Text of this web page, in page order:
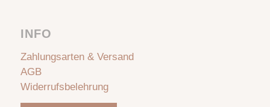
INFO
Zahlungsarten & Versand
AGB
Widerrufsbelehrung